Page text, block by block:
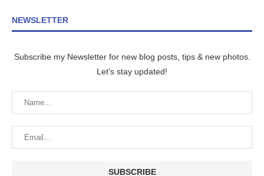
NEWSLETTER
Subscribe my Newsletter for new blog posts, tips & new photos.
Let's stay updated!